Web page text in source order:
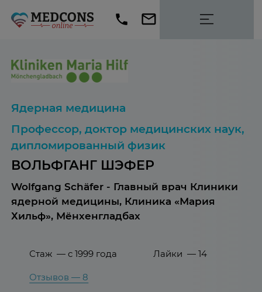
Ядерная медицина
Профессор, доктор медицинских наук,
дипломированный физик
ВОЛЬФГАНГ ШЭФЕР
Wolfgang Schäfer - Главный врач Клиники
ядерной медицины, Клиника «Мария
Хильф», Мёнхенгладбах
Стаж — с 1999 года Лайки — 14
Отзывов — 8